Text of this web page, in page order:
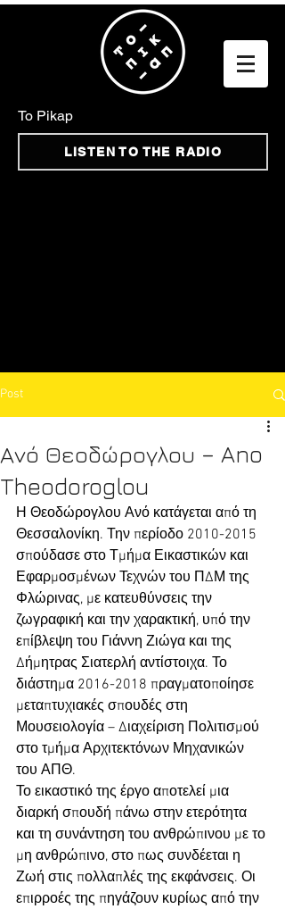
To Pikap
LISTEN TO THE RADIO
Post
Ανό Θεοδώρογλου – Ano
Theodoroglou
Η Θεοδώρογλου Ανό κατάγεται από τη
Θεσσαλονίκη. Την περίοδο 2010-2015
σπούδασε στο Τμήμα Εικαστικών και
Εφαρμοσμένων Τεχνών του ΠΔΜ της
Φλώρινας, με κατευθύνσεις την
ζωγραφική και την χαρακτική, υπό την
επίβλεψη του Γιάννη Ζιώγα και της
Δήμητρας Σιατερλή αντίστοιχα. Το
διάστημα 2016-2018 πραγματοποίησε
μεταπτυχιακές σπουδές στη
Μουσειολογία – Διαχείριση Πολιτισμού
στο τμήμα Αρχιτεκτόνων Μηχανικών
του ΑΠΘ.
Το εικαστικό της έργο αποτελεί μια
διαρκή σπουδή πάνω στην ετερότητα
και τη συνάντηση του ανθρώπινου με το
μη ανθρώπινο, στο πως συνδέεται η
Ζωή στις πολλαπλές της εκφάνσεις. Οι
επιρροές της πηγάζουν κυρίως από την